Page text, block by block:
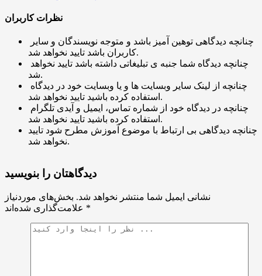
نظرات کاربران
کاربران باشد تایید نخواهد شد.
شد.
استفاده کرده باشید تایید نخواهد شد.
استفاده کرده باشید تایید نخواهد شد.
چنانچه دیدگاهی بی ارتباط با موضوع آموزش مطرح شود تایید
نخواهد شد.
دیدگاهتان را بنویسید
نشانی ایمیل شما منتشر نخواهد شد. بخش‌های موردنیاز
*